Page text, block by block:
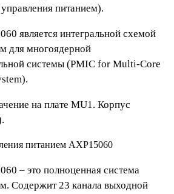
питанием).
является интегральной схемой
для многоядерной
системы (PMIC for Multi-Core
на плате MU1. Корпус
– это полноценная система
Содержит 23 канала выходной